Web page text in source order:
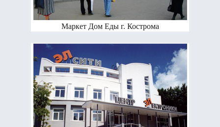
Маркет Дом Еды г. Кострома